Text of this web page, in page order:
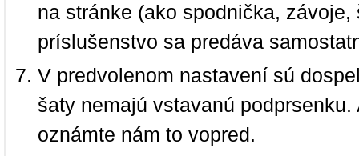
na stránke (ako spodnička,
príslušenstvo sa predáva
V predvolenom nastavení sú
šaty nemajú vstavanú
oznámte nám to vopred.